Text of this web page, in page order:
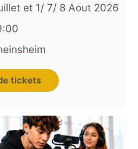
et 1/ 7/ 8 Aout 2026
tickets